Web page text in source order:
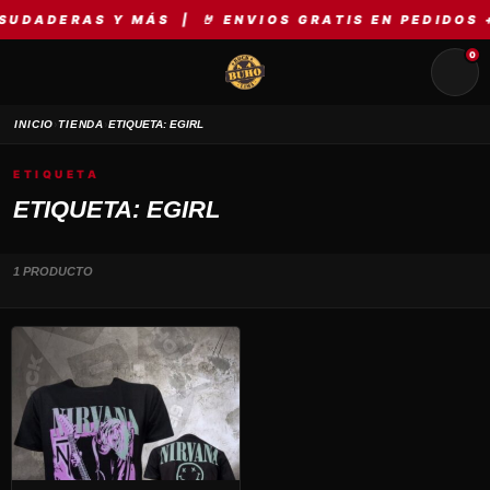
Y MÁS | 🤘 ENVIOS GRATIS EN PEDIDOS
0
INICIO›TIENDA›ETIQUETA: EGIRL
ETIQUETA
ETIQUETA: EGIRL
1 PRODUCTO